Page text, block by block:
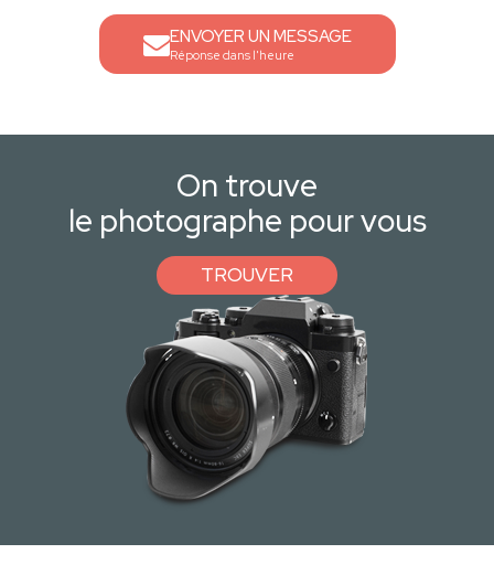
ENVOYER UN MESSAGE
Réponse dans l'heure
On trouve
le photographe pour vous
TROUVER